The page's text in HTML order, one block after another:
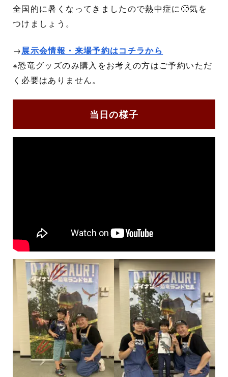
全国的に暑くなってきましたので熱中症に🥵気を
つけましょう。
→展示会情報・来場予約はコチラから
※恐竜グッズのみ購入をお考えの方はご予約いただ
く必要はありません。
当日の様子